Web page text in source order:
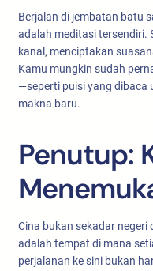
Berjalan di jembatan batu
adalah meditasi tersendiri.
kanal, menciptakan
Kamu mungkin sudah
—seperti puisi yang dibaca
makna baru.
Penutup:
Cina bukan sekadar negeri
adalah tempat di mana
perjalanan ke sini bukan